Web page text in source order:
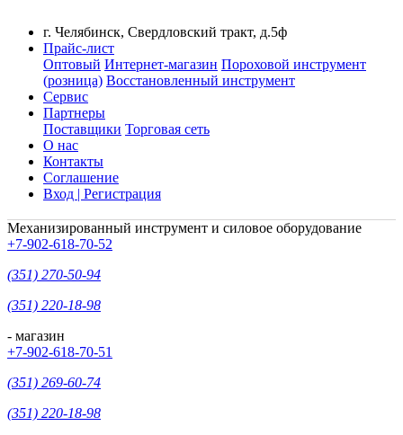
г. Челябинск, Свердловский тракт, д.5ф
Прайс-лист
Оптовый Интернет-магазин Пороховой инструмент
(розница) Восстановленный инструмент
Сервис
Партнеры
Поставщики Торговая сеть
О нас
Контакты
Соглашение
Вход | Регистрация
Механизированный инструмент и силовое оборудование
+7-902-618-70-52
(351) 270-50-94
(351) 220-18-98
- магазин
+7-902-618-70-51
(351) 269-60-74
(351) 220-18-98